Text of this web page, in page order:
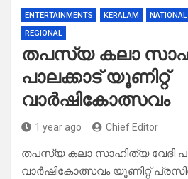
ENTERTAINMENTS KERALAM NATIONAL
REGIONAL
തപസ്യ കലാ
പാലക്കാട് യൂണിറ്റ്
വാർഷികോത്സവം
1 year ago Chief Editor
തപസ്യ കലാ സാഹിത്യ വേദി
വാർഷികോത്സവം യൂണിറ്റ്